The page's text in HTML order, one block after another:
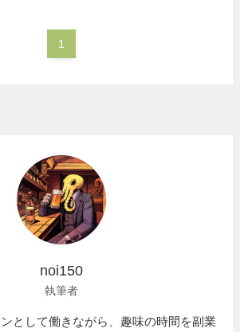
1
noi150
執筆者
として働きながら、趣味の時間を副業